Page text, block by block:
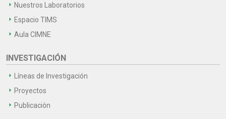
Nuestros Laboratorios
Espacio TIMS
Aula CIMNE
INVESTIGACIÓN
Líneas de Investigación
Proyectos
Publicación